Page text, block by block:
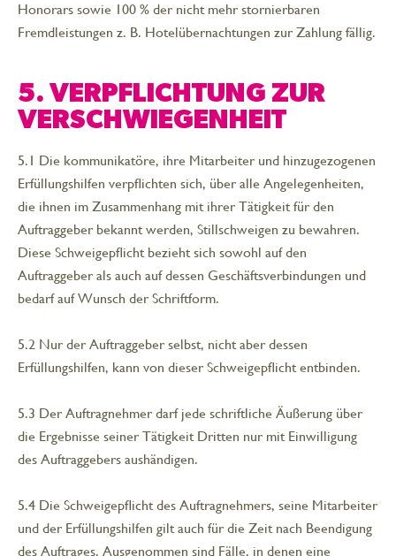
Honorars sowie 100 % der nicht mehr stornierbaren
Fremdleistungen z. B. Hotelübernachtungen zur Zahlung fällig.
5. VERPFLICHTUNG ZUR
VERSCHWIEGENHEIT
5.1 Die kommunikatöre, ihre Mitarbeiter und hinzugezogenen
Erfüllungshilfen verpflichten sich, über alle Angelegenheiten,
die ihnen im Zusammenhang mit ihrer Tätigkeit für den
Auftraggeber bekannt werden, Stillschweigen zu bewahren.
Diese Schweigepflicht bezieht sich sowohl auf den
Auftraggeber als auch auf dessen Geschäftsverbindungen und
bedarf auf Wunsch der Schriftform.
5.2 Nur der Auftraggeber selbst, nicht aber dessen
Erfüllungshilfen, kann von dieser Schweigepflicht entbinden.
5.3 Der Auftragnehmer darf jede schriftliche Äußerung über
die Ergebnisse seiner Tätigkeit Dritten nur mit Einwilligung
des Auftraggebers aushändigen.
5.4 Die Schweigepflicht des Auftragnehmers, seine Mitarbeiter
und der Erfüllungshilfen gilt auch für die Zeit nach Beendigung
des Auftrages. Ausgenommen sind Fälle, in denen eine